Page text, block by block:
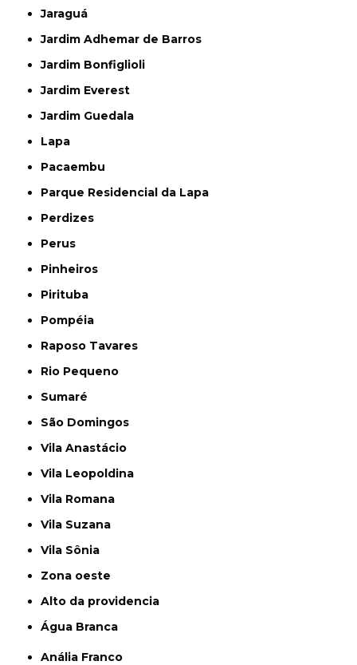
Jaraguá
Jardim Adhemar de Barros
Jardim Bonfiglioli
Jardim Everest
Jardim Guedala
Lapa
Pacaembu
Parque Residencial da Lapa
Perdizes
Perus
Pinheiros
Pirituba
Pompéia
Raposo Tavares
Rio Pequeno
Sumaré
São Domingos
Vila Anastácio
Vila Leopoldina
Vila Romana
Vila Suzana
Vila Sônia
Zona oeste
alto da providencia
Água Branca
Anália Franco